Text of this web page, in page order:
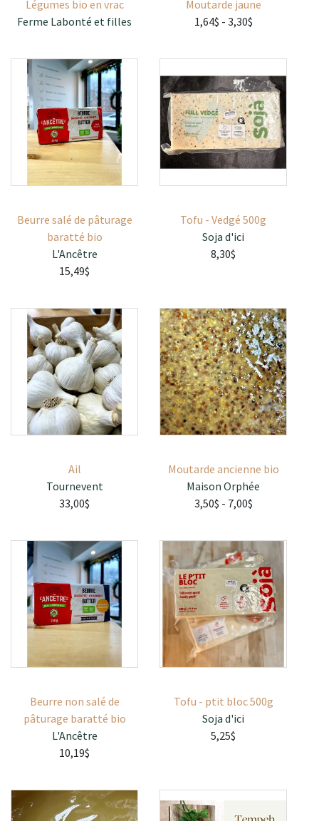
Légumes bio en vrac
Ferme Labonté et filles
Moutarde jaune
1,64$ - 3,30$
Beurre salé de pâturage
baratté bio
L'Ancêtre
15,49$
Tofu - Vedgé 500g
Soja d'ici
8,30$
Ail
Tournevent
33,00$
Moutarde ancienne bio
Maison Orphée
3,50$ - 7,00$
Beurre non salé de
pâturage baratté bio
L'Ancêtre
10,19$
Tofu - ptit bloc 500g
Soja d'ici
5,25$